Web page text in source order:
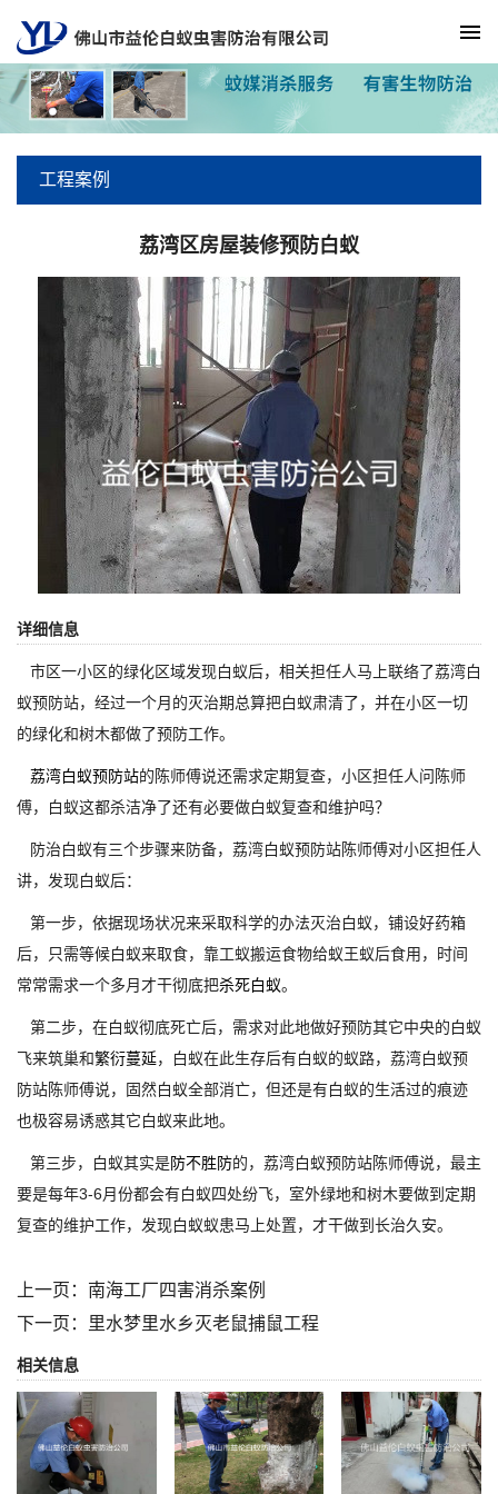
工程案例
荔湾区房屋装修预防白蚁
详细信息
市区一小区的绿化区域发现白蚁后，相关担任人马上联络了荔湾白
蚁预防站，经过一个月的灭治期总算把白蚁肃清了，并在小区一切
的绿化和树木都做了预防工作。
荔湾白蚁预防站的陈师傅说还需求定期复查，小区担任人问陈师
傅，白蚁这都杀洁净了还有必要做白蚁复查和维护吗？
防治白蚁有三个步骤来防备，荔湾白蚁预防站陈师傅对小区担任人
讲，发现白蚁后：
第一步，依据现场状况来采取科学的办法灭治白蚁，铺设好药箱
后，只需等候白蚁来取食，靠工蚁搬运食物给蚁王蚁后食用，时间
常常需求一个多月才干彻底把杀死白蚁。
第二步，在白蚁彻底死亡后，需求对此地做好预防其它中央的白蚁
飞来筑巢和繁衍蔓延，白蚁在此生存后有白蚁的蚁路，荔湾白蚁预
防站陈师傅说，固然白蚁全部消亡，但还是有白蚁的生活过的痕迹
也极容易诱惑其它白蚁来此地。
第三步，白蚁其实是防不胜防的，荔湾白蚁预防站陈师傅说，最主
要是每年3-6月份都会有白蚁四处纷飞，室外绿地和树木要做到定期
复查的维护工作，发现白蚁蚁患马上处置，才干做到长治久安。
上一页： 南海工厂四害消杀案例
下一页：
里水梦里水乡灭老鼠捕鼠工程
相关信息